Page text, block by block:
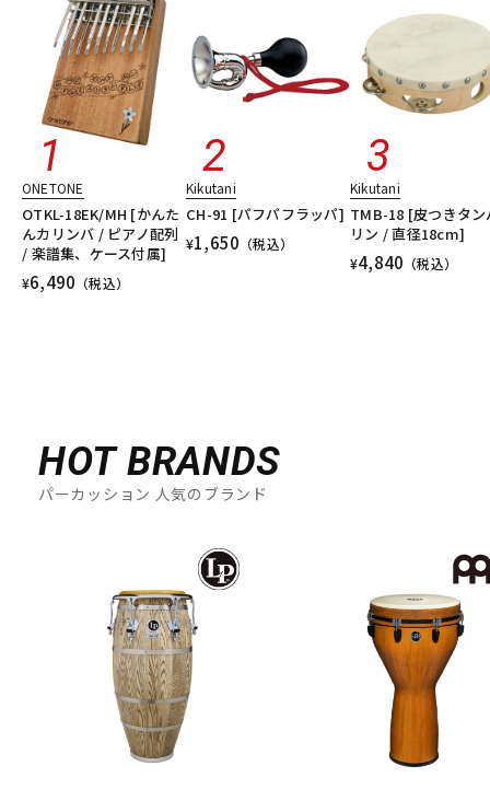
ONETONE
OTKL-18EK/MH [かんた
んカリンバ / ピアノ配列
/ 楽譜集、ケース付属]
¥6,490 （税込）
Kikutani
CH-91 [パフパフラッパ]
¥1,650 （税込）
Kikutani
TMB-18 [皮つきタン
リン / 直径18cm]
¥4,840 （税込）
HOT BRANDS
パーカッション 人気のブランド